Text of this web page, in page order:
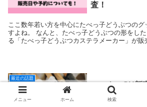
査！
ここ数年若い方を中心にたべっ子どうぶつのグ
すよね。 なんと、たべっ子どうぶつの形をしたカステラが自宅で作れ
る「たべっ子どうぶつカステラメーカー」が販売され
最近の話題
ユニクロGU新
販売時間は何
メニュー ホーム 検索